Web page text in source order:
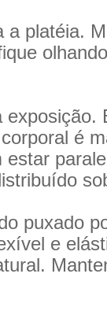
platéia.
é
puxado
e